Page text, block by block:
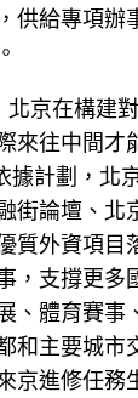
供給專項辦
北京在構建
來往中間才
據計劃，北
街論壇、北
質外資項目
，支撐更多
、體育賽事
和主要城市
京進修任務